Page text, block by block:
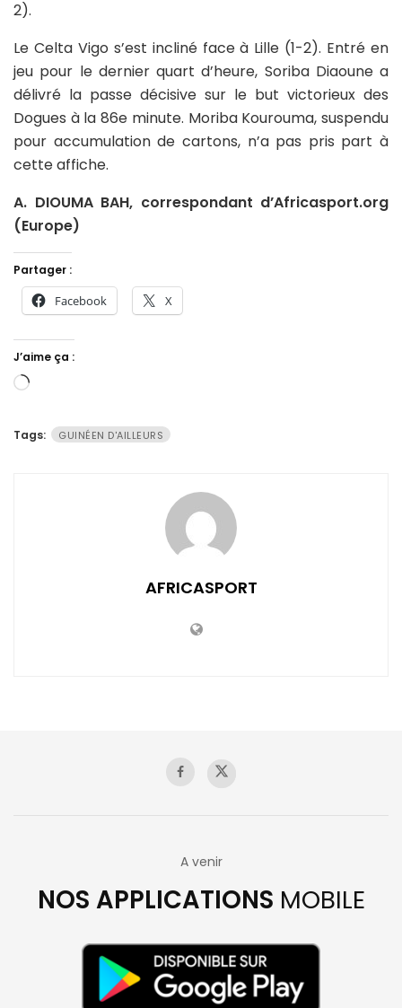
2).
Le Celta Vigo s’est incliné face à Lille (1-2). Entré en
jeu pour le dernier quart d’heure, Soriba Diaoune a
délivré la passe décisive sur le but victorieux des
Dogues à la 86e minute. Moriba Kourouma, suspendu
pour accumulation de cartons, n’a pas pris part à
cette affiche.
A. DIOUMA BAH, correspondant d’Africasport.org
(Europe)
Partager :
Facebook X
J’aime ça :
Chargement…
Tags: GUINÉEN D'AILLEURS
AFRICASPORT
A venir
NOS APPLICATIONS MOBILE